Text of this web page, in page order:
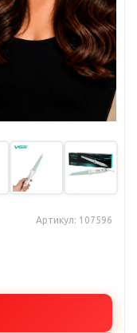
Артикул: 107596